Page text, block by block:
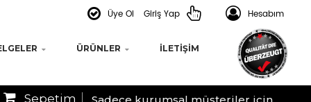
Hesabım
Giriş Yap
Üye Ol
ÜRÜNLER İLETIŞIM
Sepetim